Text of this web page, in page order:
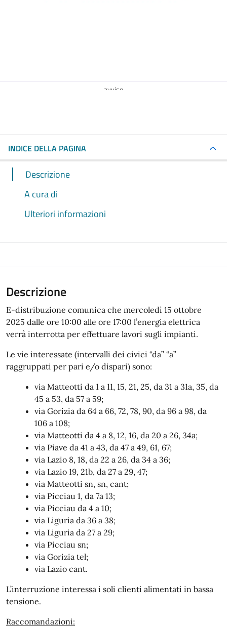
avviso
INDICE DELLA PAGINA
Descrizione
A cura di
Ulteriori informazioni
Descrizione
E-distribuzione comunica che mercoledì 15 ottobre
2025 dalle ore 10:00 alle ore 17:00 l’energia elettrica
verrà interrotta per effettuare lavori sugli impianti.
Le vie interessate (intervalli dei civici “da” “a”
raggruppati per pari e/o dispari) sono:
via Matteotti da 1 a 11, 15, 21, 25, da 31 a 31a, 35, da
45 a 53, da 57 a 59;
via Gorizia da 64 a 66, 72, 78, 90, da 96 a 98, da
106 a 108;
via Matteotti da 4 a 8, 12, 16, da 20 a 26, 34a;
via Piave da 41 a 43, da 47 a 49, 61, 67;
via Lazio 8, 18, da 22 a 26, da 34 a 36;
via Lazio 19, 21b, da 27 a 29, 47;
via Matteotti sn, sn, cant;
via Picciau 1, da 7a 13;
via Picciau da 4 a 10;
via Liguria da 36 a 38;
via Liguria da 27 a 29;
via Picciau sn;
via Gorizia tel;
via Lazio cant.
L’interruzione interessa i soli clienti alimentati in bassa
tensione.
Raccomandazioni: